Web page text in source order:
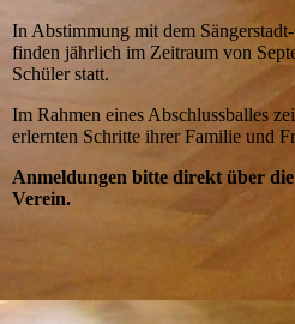
In Abstimmung mit dem
finden jährlich im Zeitraum von
Schüler statt.
Im Rahmen eines Abschlussballes
erlernten Schritte ihrer Familie und
Anmeldungen bitte direkt über
Verein.